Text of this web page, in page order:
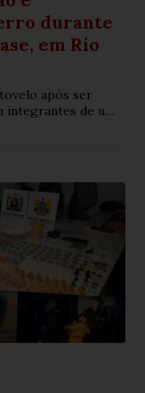
durante
em Rio
após ser
de uma